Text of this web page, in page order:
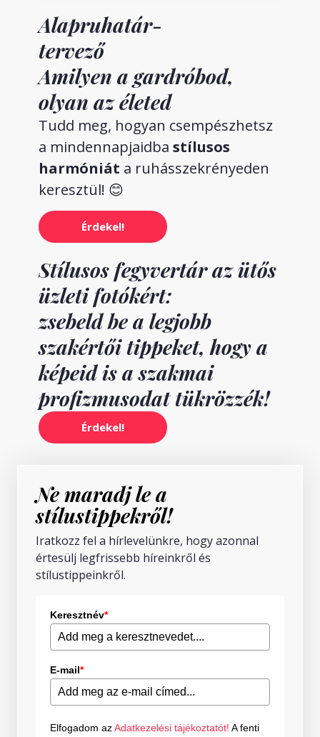
Ne maradj le a
stílustippekről!
Iratkozz fel a hírlevelünkre, hogy azonnal
értesülj legfrissebb híreinkről és
stílustippeinkről.
Keresztnév*
E-mail*
Elfogadom azAdatkezelési tájékoztatót! A fenti
Alapruhatár-
tervező
Amilyen a gardróbod,
olyan az életed
Tudd meg, hogyan csempészhetsz
a mindennapjaidba stílusos
harmóniát a ruhásszekrényeden
keresztül! 😊
Érdekel!
Stílusos fegyvertár az ütős
üzleti fotókért:
zsebeld be a legjobb
szakértői tippeket, hogy a
képeid is a szakmai
profizmusodat tükrözzék!
Érdekel!